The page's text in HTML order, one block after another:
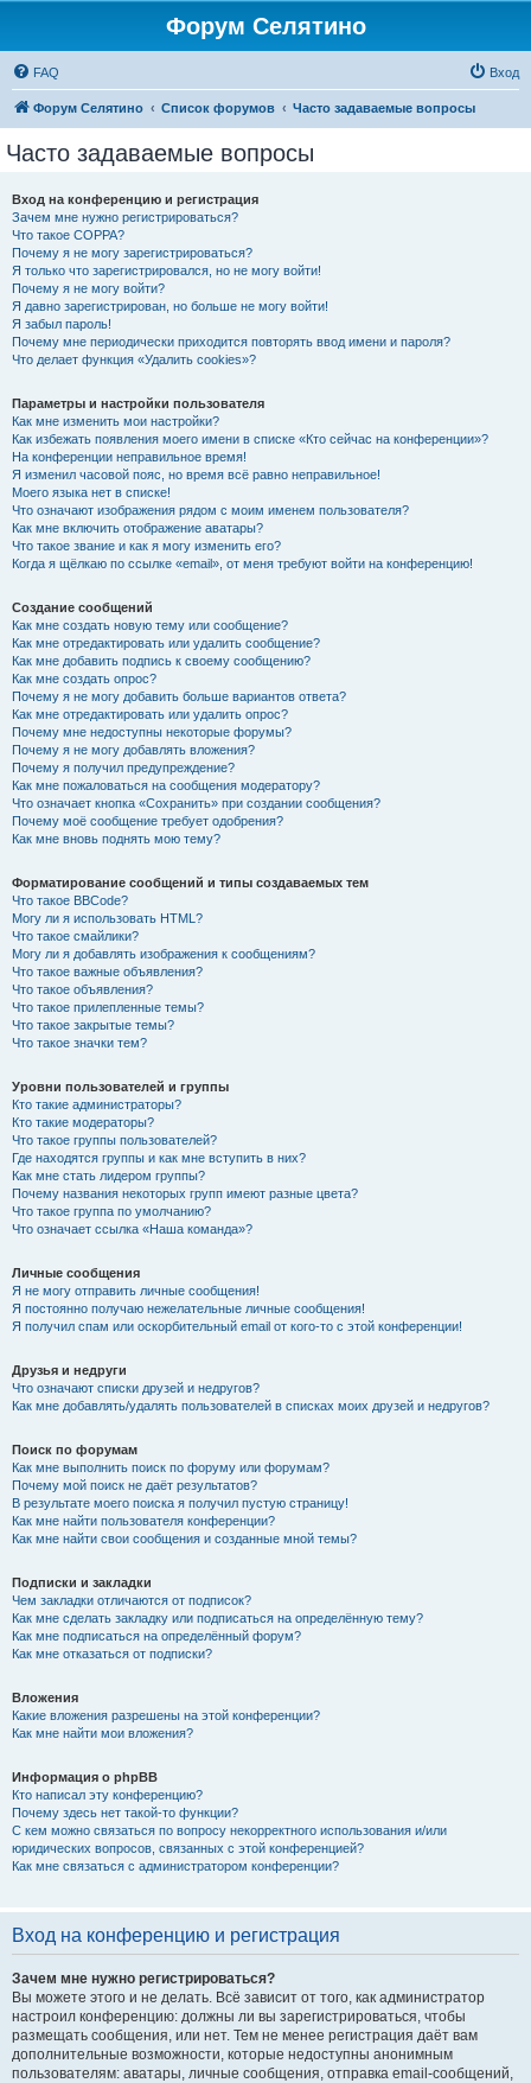
Форум Селятино
FAQ Вход
Форум Селятино Список форумов Часто задаваемые вопросы
Часто задаваемые вопросы
Вход на конференцию и регистрация
Зачем мне нужно регистрироваться?
Что такое COPPA?
Почему я не могу зарегистрироваться?
Я только что зарегистрировался, но не могу войти!
Почему я не могу войти?
Я давно зарегистрирован, но больше не могу войти!
Я забыл пароль!
Почему мне периодически приходится повторять ввод имени и пароля?
Что делает функция «Удалить cookies»?
Параметры и настройки пользователя
Как мне изменить мои настройки?
Как избежать появления моего имени в списке «Кто сейчас на конференции»?
На конференции неправильное время!
Я изменил часовой пояс, но время всё равно неправильное!
Моего языка нет в списке!
Что означают изображения рядом с моим именем пользователя?
Как мне включить отображение аватары?
Что такое звание и как я могу изменить его?
Когда я щёлкаю по ссылке «email», от меня требуют войти на конференцию!
Создание сообщений
Как мне создать новую тему или сообщение?
Как мне отредактировать или удалить сообщение?
Как мне добавить подпись к своему сообщению?
Как мне создать опрос?
Почему я не могу добавить больше вариантов ответа?
Как мне отредактировать или удалить опрос?
Почему мне недоступны некоторые форумы?
Почему я не могу добавлять вложения?
Почему я получил предупреждение?
Как мне пожаловаться на сообщения модератору?
Что означает кнопка «Сохранить» при создании сообщения?
Почему моё сообщение требует одобрения?
Как мне вновь поднять мою тему?
Форматирование сообщений и типы создаваемых тем
Что такое BBCode?
Могу ли я использовать HTML?
Что такое смайлики?
Могу ли я добавлять изображения к сообщениям?
Что такое важные объявления?
Что такое объявления?
Что такое прилепленные темы?
Что такое закрытые темы?
Что такое значки тем?
Уровни пользователей и группы
Кто такие администраторы?
Кто такие модераторы?
Что такое группы пользователей?
Где находятся группы и как мне вступить в них?
Как мне стать лидером группы?
Почему названия некоторых групп имеют разные цвета?
Что такое группа по умолчанию?
Что означает ссылка «Наша команда»?
Личные сообщения
Я не могу отправить личные сообщения!
Я постоянно получаю нежелательные личные сообщения!
Я получил спам или оскорбительный email от кого-то с этой конференции!
Друзья и недруги
Что означают списки друзей и недругов?
Как мне добавлять/удалять пользователей в списках моих друзей и недругов?
Поиск по форумам
Как мне выполнить поиск по форуму или форумам?
Почему мой поиск не даёт результатов?
В результате моего поиска я получил пустую страницу!
Как мне найти пользователя конференции?
Как мне найти свои сообщения и созданные мной темы?
Подписки и закладки
Чем закладки отличаются от подписок?
Как мне сделать закладку или подписаться на определённую тему?
Как мне подписаться на определённый форум?
Как мне отказаться от подписки?
Вложения
Какие вложения разрешены на этой конференции?
Как мне найти мои вложения?
Информация о phpBB
Кто написал эту конференцию?
Почему здесь нет такой-то функции?
С кем можно связаться по вопросу некорректного использования и/или
юридических вопросов, связанных с этой конференцией?
Как мне связаться с администратором конференции?
Вход на конференцию и регистрация
Зачем мне нужно регистрироваться?
Вы можете этого и не делать. Всё зависит от того, как администратор
настроил конференцию: должны ли вы зарегистрироваться, чтобы
размещать сообщения, или нет. Тем не менее регистрация даёт вам
дополнительные возможности, которые недоступны анонимным
пользователям: аватары, личные сообщения, отправка email-сообщений,